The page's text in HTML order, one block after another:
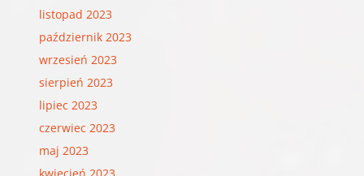
listopad 2023
październik 2023
wrzesień 2023
sierpień 2023
lipiec 2023
czerwiec 2023
maj 2023